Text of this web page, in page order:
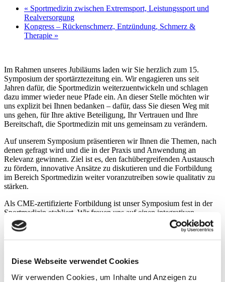
Diese Webseite verwendet Cookies
Wir verwenden Cookies, um Inhalte und Anzeigen zu
« Sportmedizin zwischen Extremsport, Leistungssport und
Realversorgung
Kongress – Rückenschmerz, Entzündung, Schmerz &
Therapie »
Im Rahmen unseres Jubiläums laden wir Sie herzlich zum 15.
Symposium der sportärztezeitung ein. Wir enga­gieren uns seit
Jahren dafür, die Sportmedizin weiterzuentwickeln und schlagen
dazu immer wieder neue Pfade ein. An dieser Stelle möchten wir
uns explizit bei Ihnen bedanken – dafür, dass Sie diesen Weg mit
uns gehen, für Ihre aktive Beteiligung, Ihr Vertrauen und Ihre
Bereitschaft, die Sportmedizin mit uns gemeinsam zu verändern.
Auf unserem Symposium präsentieren wir Ihnen die Themen, nach
denen gefragt wird und die in der Praxis und Anwendung an
Relevanz gewinnen. Ziel ist es, den fachübergreifenden Austausch
zu fördern, innovative Ansätze zu diskutieren und die Fortbildung
im Bereich Sportmedizin weiter voranzutreiben sowie qualitativ zu
stärken.
Als CME-zertifizierte Fortbildung ist unser Symposium fest in der
Sportmedizin etabliert. Wir freuen uns auf einen integrativen
Austausch, lebendige Diskussionen und praktische Impulse, die Sie
in Ihrer täglichen Arbeit unterstützen. Lassen Sie uns diesen schönen
Tag gemeinsam verbringen und der Gesellschaft mit unserer
Vielen Dank für Ihre Unterstützung.Ihr Team der
sportärztezeitung